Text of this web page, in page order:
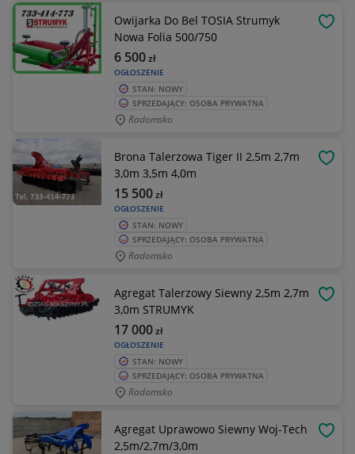
Owijarka Do Bel TOSIA Strumyk
Nowa Folia 500/750
OGŁOSZENIE
6 500zł
STAN: NOWY
SPRZEDAJĄCY: OSOBA PRYWATNA
Radomsko
Brona Talerzowa Tiger II 2,5m 2,7m
3,0m 3,5m 4,0m
OGŁOSZENIE
15 500zł
STAN: NOWY
SPRZEDAJĄCY: OSOBA PRYWATNA
Radomsko
Agregat Talerzowy Siewny 2,5m 2,7m
3,0m STRUMYK
OGŁOSZENIE
17 000zł
STAN: NOWY
SPRZEDAJĄCY: OSOBA PRYWATNA
Radomsko
Agregat Uprawowo Siewny Woj-Tech
2,5m/2,7m/3,0m